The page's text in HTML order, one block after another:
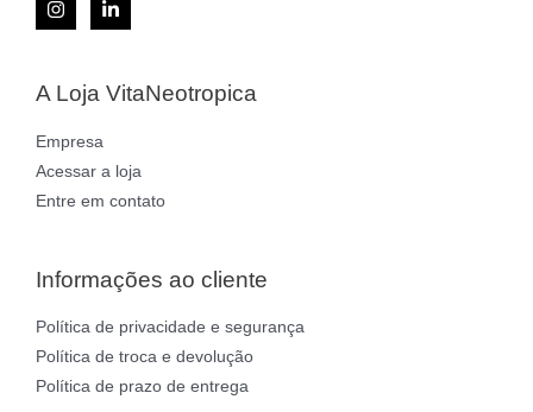
A Loja VitaNeotropica
Empresa
Acessar a loja
Entre em contato
Informações ao cliente
Política de privacidade e segurança
Política de troca e devolução
Política de prazo de entrega